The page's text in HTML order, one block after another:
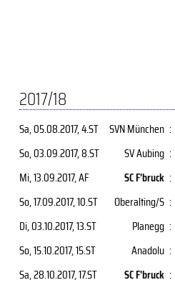
2017/18
Sa, 05.08.2017, 4.ST SVN München :
So, 03.09.2017, 8.ST SV Aubing :
Mi, 13.09.2017, AF SC F'bruck :
So, 17.09.2017, 10.ST Oberalting/S :
Di, 03.10.2017, 13.ST Planegg :
So, 15.10.2017, 15.ST Anadolu :
Sa, 28.10.2017, 17.ST SC F'bruck :